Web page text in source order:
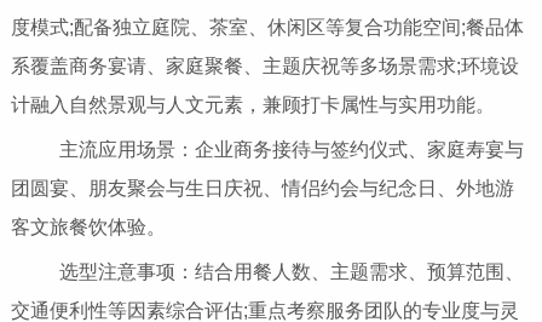
度模式;配备独立庭院、茶室、休闲区等复合功能空间;餐品体
系覆盖商务宴请、家庭聚餐、主题庆祝等多场景需求;环境设
计融入自然景观与人文元素，兼顾打卡属性与实用功能。
主流应用场景：企业商务接待与签约仪式、家庭寿宴与
团圆宴、朋友聚会与生日庆祝、情侣约会与纪念日、外地游
客文旅餐饮体验。
选型注意事项：结合用餐人数、主题需求、预算范围、
交通便利性等因素综合评估;重点考察服务团队的专业度与灵